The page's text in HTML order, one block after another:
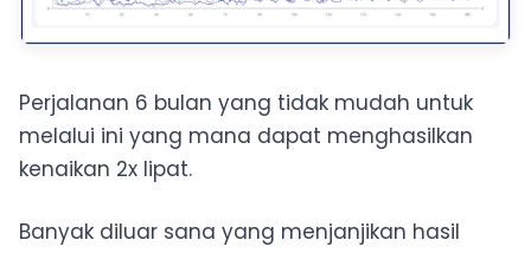
Perjalanan 6 bulan yang tidak mudah untuk
melalui ini yang mana dapat menghasilkan
kenaikan 2x lipat.
Banyak diluar sana yang menjanjikan hasil